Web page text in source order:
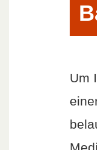
Um